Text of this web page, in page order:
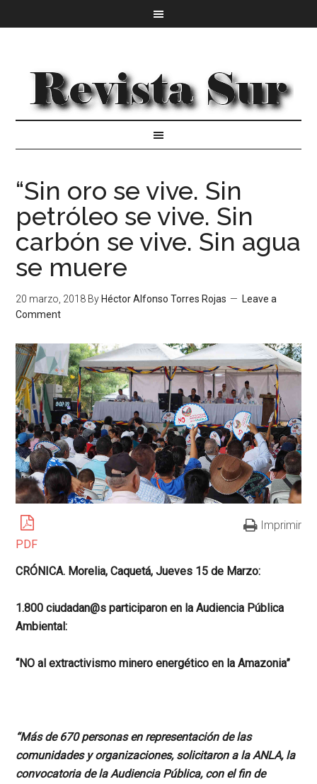
“Sin oro se vive. Sin
petróleo se vive. Sin
carbón se vive. Sin agua
se muere
20 marzo, 2018 By Héctor Alfonso Torres Rojas
Leave a
Comment
PDF
Imprimir
CRÓNICA. Morelia, Caquetá, Jueves 15 de Marzo:
1.800 ciudadan@s participaron en la Audiencia Pública
Ambiental:
“NO al extractivismo minero energético en la Amazonia”
“Más de 670 personas en representación de las
comunidades y organizaciones, solicitaron a la ANLA, la
convocatoria de la Audiencia Pública, con el fin de